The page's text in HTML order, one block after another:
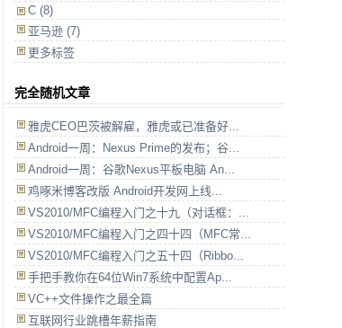
C (8)
亚马逊 (7)
更多标签
完全随机文章
雅虎CEO巴茨被解雇，雅虎或已准备好...
Android一周：Nexus Prime的发布；谷...
Android一周：谷歌Nexus平板电脑 An...
鸡啄米博客改版 Android开发网上线...
VS2010/MFC编程入门之十九（对话框：...
VS2010/MFC编程入门之四十四（MFC常...
VS2010/MFC编程入门之五十四（Ribbo...
手把手教你在64位Win7系统中配置Ap...
VC++文件操作之最全篇
互联网行业跳槽年薪指南